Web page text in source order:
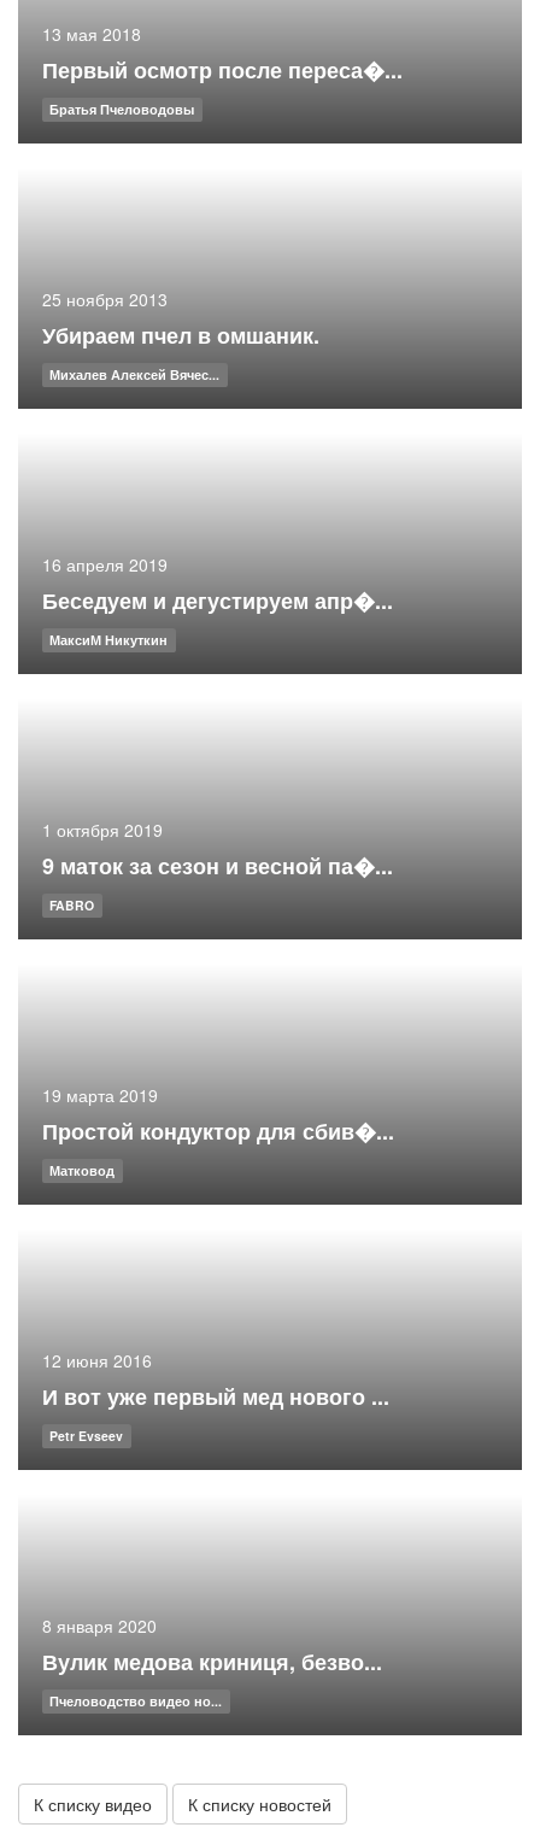
13 мая 2018
Первый осмотр после переса�...
Братья Пчеловодовы
25 ноября 2013
Убираем пчел в омшаник.
Михалев Алексей Вячес...
16 апреля 2019
Беседуем и дегустируем апр�...
МаксиМ Никуткин
1 октября 2019
9 маток за сезон и весной па�...
FABRO
19 марта 2019
Простой кондуктор для сбив�...
Матковод
12 июня 2016
И вот уже первый мед нового ...
Petr Evseev
8 января 2020
Вулик медова криниця, безво...
Пчеловодство видео но...
К списку видео К списку новостей